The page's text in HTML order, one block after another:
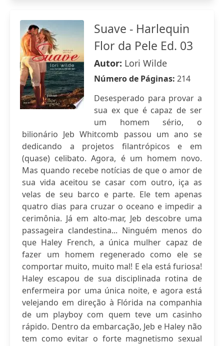
Suave - Harlequin
Flor da Pele Ed. 03
Autor: Lori Wilde
Número de Páginas: 214
Desesperado para provar a
sua ex que é capaz de ser
um homem sério, o
bilionário Jeb Whitcomb passou um ano se
dedicando a projetos filantrópicos e em
(quase) celibato. Agora, é um homem novo.
Mas quando recebe notícias de que o amor de
sua vida aceitou se casar com outro, iça as
velas de seu barco e parte. Ele tem apenas
quatro dias para cruzar o oceano e impedir a
cerimônia. Já em alto-mar, Jeb descobre uma
passageira clandestina... Ninguém menos do
que Haley French, a única mulher capaz de
fazer um homem regenerado como ele se
comportar muito, muito mal! E ela está furiosa!
Haley escapou de sua disciplinada rotina de
enfermeira por uma única noite, e agora está
velejando em direção à Flórida na companhia
de um playboy com quem teve um casinho
rápido. Dentro da embarcação, Jeb e Haley não
tem como evitar o forte magnetismo sexual